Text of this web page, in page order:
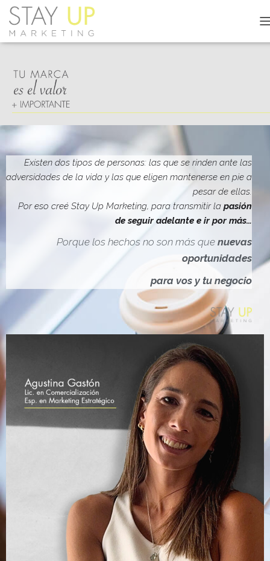
A
M
D
E
N
A
V
G
I
Ó
N
Existen dos tipos de personas: las que se rinden ante las
adversidades de la vida y las que eligen mantenerse en pie a
pesar de ellas.
Por eso creé Stay Up Marketing, para transmitir la pasión
de seguir adelante e ir por más…
Porque los hechos no son más que nuevas
oportunidades
para vos y tu negocio